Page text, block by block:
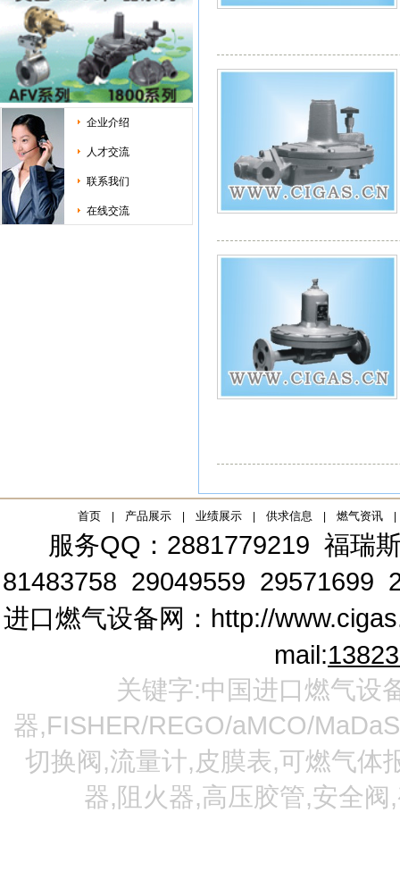
企业介绍
人才交流
联系我们
在线交流
首页 产品展示 业绩展示 供求信息 燃气资讯
服务QQ：2881779219 福瑞
81483758 29049559 29571699
进口燃气设备网： http://
mail:
关键字:中国进口燃气设
器,FISHER/REGO/aMCO/
切换阀,流量计,皮膜表,可燃气体
器,阻火器,高压胶管,安全